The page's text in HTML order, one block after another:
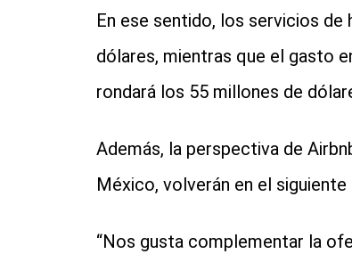
En ese sentido, los servicios
dólares, mientras que el gasto
rondará los 55 millones de
Además, la perspectiva de
México, volverán en el
“Nos gusta complementar la